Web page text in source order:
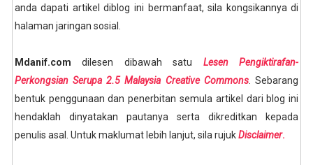
anda dapati artikel diblog ini bermanfaat, sila kongsikannya di
halaman jaringan sosial.
Mdanif.com dilesen dibawah satu Lesen Pengiktirafan-
Perkongsian Serupa 2.5 Malaysia Creative Commons. Sebarang
bentuk penggunaan dan penerbitan semula artikel dari blog ini
hendaklah dinyatakan pautanya serta dikreditkan kepada
penulis asal. Untuk maklumat lebih lanjut, sila rujukDisclaimer.